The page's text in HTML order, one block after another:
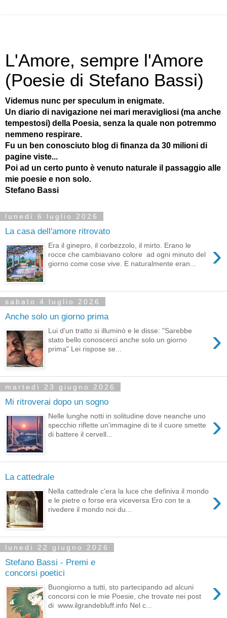
L'Amore, sempre l'Amore
(Poesie di Stefano Bassi)
Videmus nunc per speculum in enigmate.
Un diario di navigazione nei mari meravigliosi (ma anche
tempestosi) della Poesia, senza la quale non potremmo
nemmeno respirare.
Fu un ben conosciuto blog di finanza da 30 milioni di
pagine viste...
Poi ad un certo punto è venuto naturale il passaggio alle
mie poesie e non solo.
Stefano Bassi
lunedì 6 luglio 2026
La casa dell'amore ritrovato
›
Era il ginepro, il corbezzolo, il mirto. Erano le
rocce che cambiavano colore ad ogni minuto del
giorno come cose vive. E naturalmente eran...
sabato 4 luglio 2026
Anche solo un giorno prima
›
Lui d'un tratto si illuminò e le disse: "Sarebbe
stato bello conoscerci anche solo un giorno
prima" Lei rispose se...
martedì 23 giugno 2026
Mi ritroverai dopo un sogno
›
Nelle lunghe notti in solitudine dove neanche uno
specchio riflette un'immagine di te il cuore smette
di battere il cervell...
La cattedrale
›
Nella cattedrale c'era la luce che definiva il mondo
e le pietre o forse era viceversa Ero con te a
rivedere il mondo noi du...
lunedì 22 giugno 2026
Stefano Bassi - Premi e
concorsi poetici
›
Buongiorno a tutti, sto partecipando ad alcuni
concorsi con le mie Poesie, che trovate nei post
di www.ilgrandebluff.info Nel c...